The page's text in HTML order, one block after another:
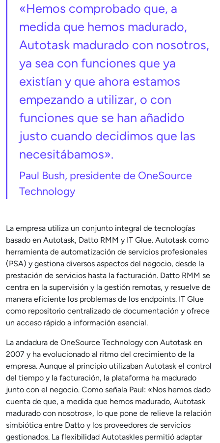
«Hemos comprobado que, a
medida que hemos madurado,
Autotask madurado con nosotros,
ya sea con funciones que ya
existían y que ahora estamos
empezando a utilizar, o con
funciones que se han añadido
justo cuando decidimos que las
necesitábamos».
Paul Bush, presidente de OneSource
Technology
La empresa utiliza un conjunto integral de tecnologías
basado en Autotask, Datto RMM y IT Glue. Autotask como
herramienta de automatización de servicios profesionales
(PSA) y gestiona diversos aspectos del negocio, desde la
prestación de servicios hasta la facturación. Datto RMM se
centra en la supervisión y la gestión remotas, y resuelve de
manera eficiente los problemas de los endpoints. IT Glue
como repositorio centralizado de documentación y ofrece
un acceso rápido a información esencial.
La andadura de OneSource Technology con Autotask en
2007 y ha evolucionado al ritmo del crecimiento de la
empresa. Aunque al principio utilizaban Autotask el control
del tiempo y la facturación, la plataforma ha madurado
junto con el negocio. Como señala Paul: «Nos hemos dado
cuenta de que, a medida que hemos madurado, Autotask
madurado con nosotros», lo que pone de relieve la relación
simbiótica entre Datto y los proveedores de servicios
gestionados. La flexibilidad Autotaskles permitió adaptar